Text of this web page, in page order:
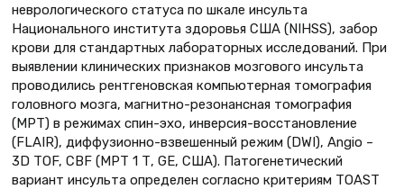
неврологического статуса по шкале инсульта
Национального института здоровья США (NIHSS), забор
крови для стандартных лабораторных исследований. При
выявлении клинических признаков мозгового инсульта
проводились рентгеновская компьютерная томография
головного мозга, магнитно-резонансная томография
(МРТ) в режимах спин-эхо, инверсия-восстановление
(FLAIR), диффузионно-взвешенный режим (DWI), Angio –
3D TOF, CBF (МРТ 1 Т, GE, США). Патогенетический
вариант инсульта определен согласно критериям TOAST